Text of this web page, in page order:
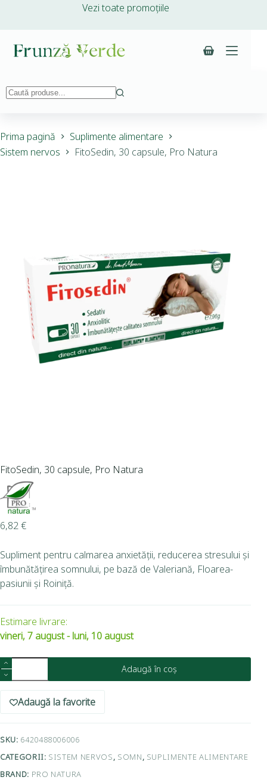
Vezi toate promoțiile
Prima pagină
Suplimente alimentare
Sistem nervos
FitoSedin, 30 capsule, Pro Natura
FitoSedin, 30 capsule, Pro Natura
6,82€
Supliment pentru calmarea anxietății, reducerea stresului și
îmbunătățirea somnului, pe bază de Valeriană, Floarea-
pasiunii și Roiniță.
Estimare livrare:
vineri, 7 august - luni, 10 august
Adaugă în coș
Adaugă la favorite
SKU: 6420488006006
CATEGORII: SISTEM NERVOS, SOMN, SUPLIMENTE ALIMENTARE
BRAND: PRO NATURA